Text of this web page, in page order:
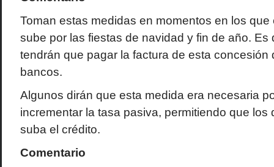
Toman estas medidas en momentos en los
sube por las fiestas de navidad y fin de año. Es
tendrán que pagar la factura de esta concesión
bancos.
Algunos dirán que esta medida era necesaria
incrementar la tasa pasiva, permitiendo que los
suba el crédito.
Comentario